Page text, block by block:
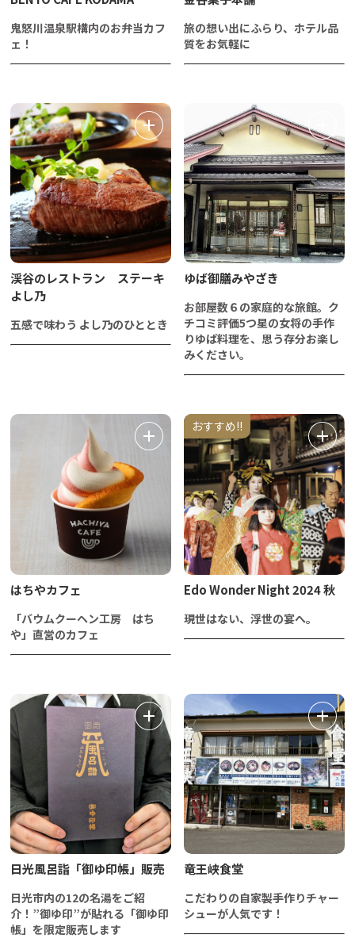
鬼怒川温泉駅構内のお弁当カフ
ェ！
旅の想い出にふらり、ホテル品
質をお気軽に
渓谷のレストラン ステーキ
よし乃
五感で味わう よし乃のひととき
ゆば御膳みやざき
お部屋数６の家庭的な旅館。ク
チコミ評価5つ星の女将の手作
りゆば料理を、思う存分お楽し
みください。
はちやカフェ
「バウムクーヘン工房 はち
や」直営のカフェ
おすすめ!!
Edo Wonder Night 2024 秋
現世はない、浮世の宴へ。
日光風呂詣「御ゆ印帳」販売
日光市内の12の名湯をご紹
介！”御ゆ印”が貼れる「御ゆ印
帳」を限定販売します
竜王峡食堂
こだわりの自家製手作りチャー
シューが人気です！